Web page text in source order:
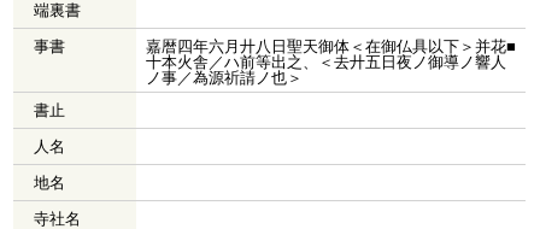
端裏書
事書
嘉暦四年六月廾八日聖天御体＜在御仏具以下＞并花■
十本火舎／ハ前等出之、＜去廾五日夜ノ御導ノ響人
ノ事／為源祈請ノ也＞
書止
人名
地名
寺社名